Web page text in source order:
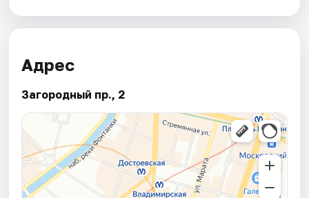
Адрес
Загородный пр., 2